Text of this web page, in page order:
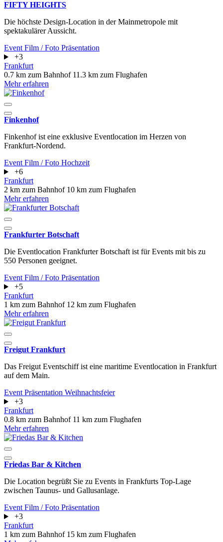
FIFTY HEIGHTS
Die höchste Design-Location in der Mainmetropole mit
spektakulärer Aussicht.
Event Film / Foto Präsentation
+3
Frankfurt
0.7 km zum Bahnhof 11.3 km zum Flughafen
Mehr erfahren
Finkenhof
Finkenhof ist eine exklusive Eventlocation im Herzen von
Frankfurt-Nordend.
Event Film / Foto Hochzeit
+6
Frankfurt
2 km zum Bahnhof 10 km zum Flughafen
Mehr erfahren
Frankfurter Botschaft
Die Eventlocation Frankfurter Botschaft ist für Events mit bis zu
550 Personen geeignet.
Event Film / Foto Präsentation
+5
Frankfurt
1 km zum Bahnhof 12 km zum Flughafen
Mehr erfahren
Freigut Frankfurt
Das Freigut Eventschiff ist eine maritime Eventlocation in Frankfurt
auf dem Main.
Event Präsentation Weihnachtsfeier
+3
Frankfurt
0.8 km zum Bahnhof 11 km zum Flughafen
Mehr erfahren
Friedas Bar & Kitchen
Die Location begrüßt Sie zu Events in Frankfurts Top-Lage
zwischen Taunus- und Gallusanlage.
Event Film / Foto Präsentation
+3
Frankfurt
1 km zum Bahnhof 15 km zum Flughafen